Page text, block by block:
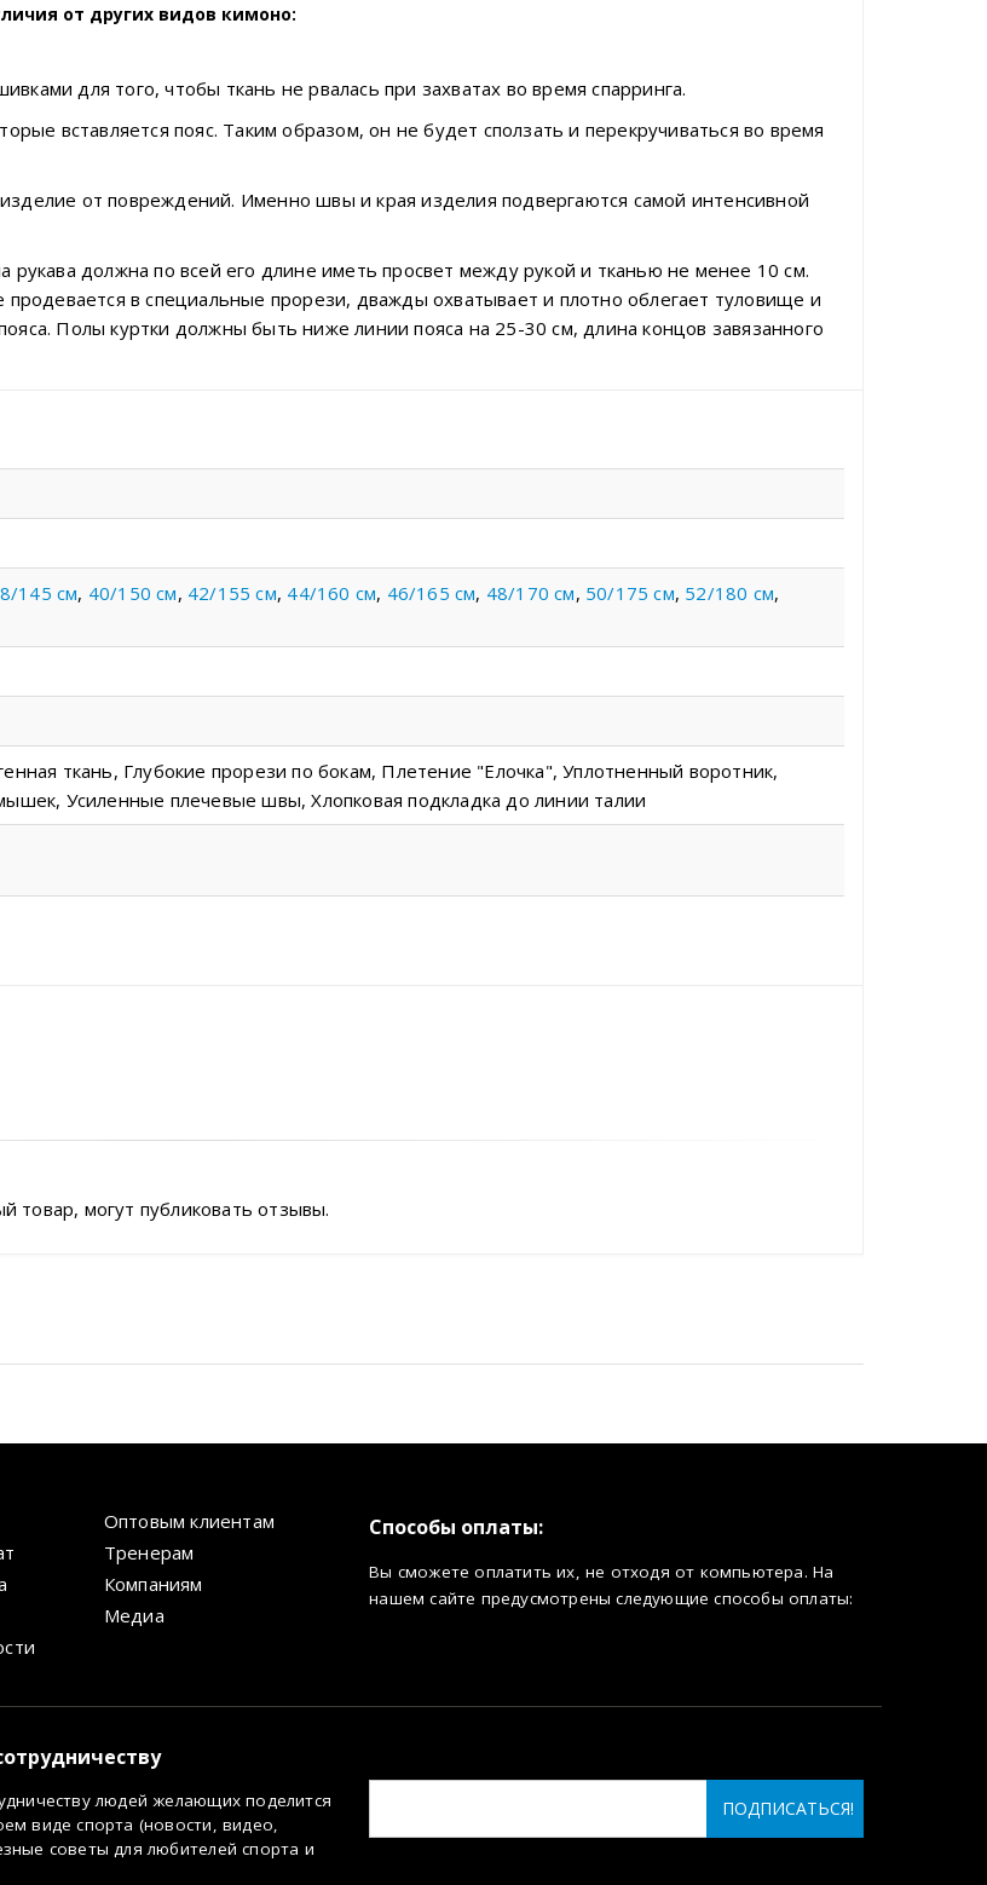
от других видов кимоно:
для того, чтобы ткань не рвалась при захватах во время спарринга.
вставляется пояс. Таким образом, он не будет сползать и перекручиваться во время
от повреждений. Именно швы и края изделия подвергаются самой интенсивной
рукава должна по всей его длине иметь просвет между рукой и тканью не менее 10 см.
продевается в специальные прорези, дважды охватывает и плотно облегает туловище и
Полы куртки должны быть ниже линии пояса на 25-30 см, длина концов завязанного
145 см, 40/150 см, 42/155 см, 44/160 см, 46/165 см, 48/170 см, 50/175 см, 52/180 см,
ткань, Глубокие прорези по бокам, Плетение "Елочка", Уплотненный воротник,
Усиленные плечевые швы, Хлопковая подкладка до линии талии
товар, могут публиковать отзывы.
Оптовым клиентам
Тренерам
Компаниям
Медиа
Способы оплаты:
Вы сможете оплатить их, не отходя от компьютера. На
нашем сайте предусмотрены следующие способы оплаты:
людей желающих поделится
виде спорта (новости, видео,
советы для любителей спорта и